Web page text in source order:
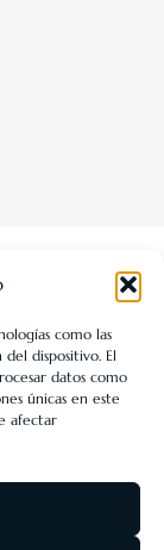
como las
dispositivo. El
datos como
únicas en este
afectar
beneficiaria
de la
ha puesto en
la
durante el año
Pyme